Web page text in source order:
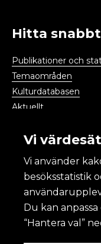
Hitta snabbt
Publikationer och
Temaområden
Kulturdatabasen
Aktuellt
Kulturanalys
Om Kulturanalys
Lättläst
Om webbplatsen och
Tillgänglighet
Vi
Vi använder
besöksstatistik
Du kan
“Hantera val”